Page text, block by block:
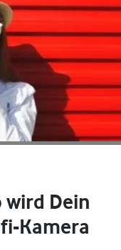
wird Dein
Kamera